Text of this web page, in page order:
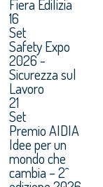
Fiera Edilizia
16
Set
Safety Expo
2026 -
Sicurezza sul
Lavoro
21
Set
Premio AIDIA
Idee per un
mondo che
cambia – 2^